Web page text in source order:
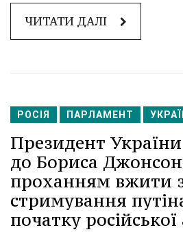
ЧИТАТИ ДАЛІ
РОСІЯ ПАРЛАМЕНТ
Президент
до Бориса
проханням вжити
стримування
початку російської